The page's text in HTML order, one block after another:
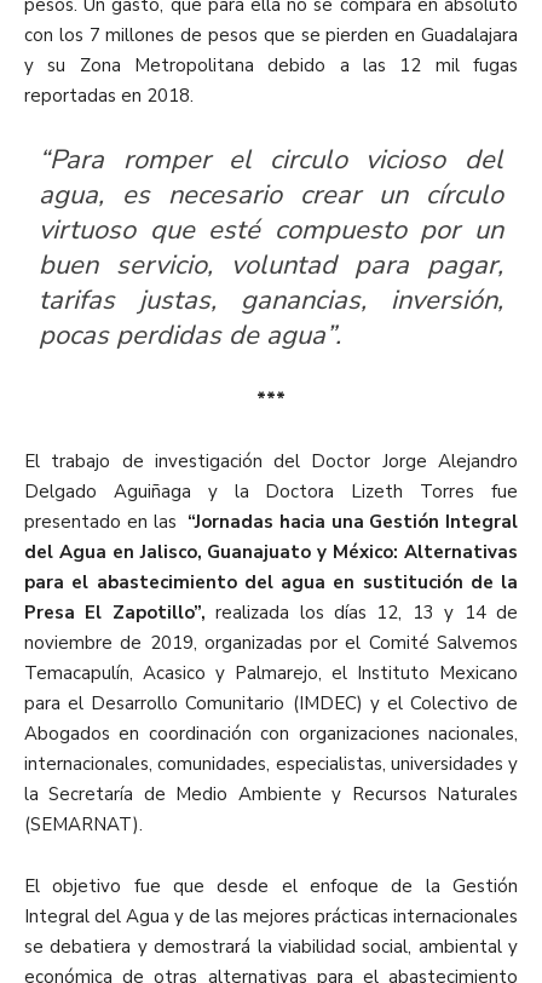
pesos. Un gasto, que para ella no se compara en absoluto
con los 7 millones de pesos que se pierden en Guadalajara
y su Zona Metropolitana debido a las 12 mil fugas
reportadas en 2018.
“Para romper el circulo vicioso del
agua, es necesario crear un círculo
virtuoso que esté compuesto por un
buen servicio, voluntad para pagar,
tarifas justas, ganancias, inversión,
pocas perdidas de agua”.
***
El trabajo de investigación del Doctor Jorge Alejandro
Delgado Aguiñaga y la Doctora Lizeth Torres fue
presentado en las “Jornadas hacia una Gestión Integral
del Agua en Jalisco, Guanajuato y México: Alternativas
para el abastecimiento del agua en sustitución de la
Presa El Zapotillo”,realizada los días 12, 13 y 14 de
noviembre de 2019, organizadas por el Comité Salvemos
Temacapulín, Acasico y Palmarejo, el Instituto Mexicano
para el Desarrollo Comunitario (IMDEC) y el Colectivo de
Abogados en coordinación con organizaciones nacionales,
internacionales, comunidades, especialistas, universidades y
la Secretaría de Medio Ambiente y Recursos Naturales
(SEMARNAT).
El objetivo fue que desde el enfoque de la Gestión
Integral del Agua y de las mejores prácticas internacionales
se debatiera y demostrará la viabilidad social, ambiental y
económica de otras alternativas para el abastecimiento